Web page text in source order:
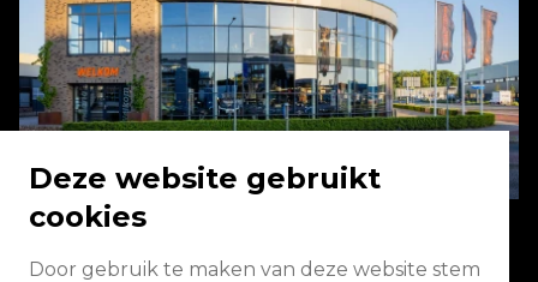
Deze website gebruikt
cookies
Door gebruik te maken van deze website stem